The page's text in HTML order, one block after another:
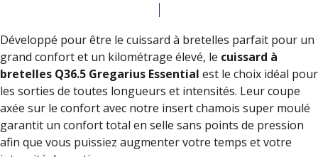
Développé pour être le cuissard à bretelles parfait pour un
grand confort et un kilométrage élevé, le cuissard à
bretelles Q36.5 Gregarius Essential est le choix idéal pour
les sorties de toutes longueurs et intensités. Leur coupe
axée sur le confort avec notre insert chamois super moulé
garantit un confort total en selle sans points de pression
afin que vous puissiez augmenter votre temps et votre